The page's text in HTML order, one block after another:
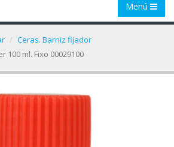
Menú
Ceras. Barniz fijador
100 ml. Fixo 00029100